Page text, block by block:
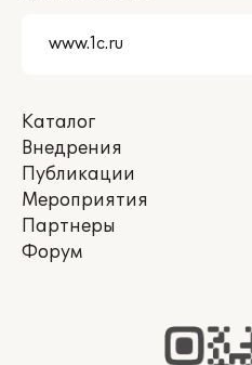
Каталог
Внедрения
Публикации
Мероприятия
Партнеры
Форум